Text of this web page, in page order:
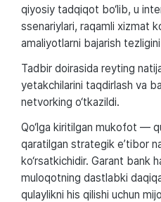
qiyosiy tadqiqot bo‘lib, u
ssenariylari, raqamli xizmat
amaliyotlarni bajarish
Tadbir doirasida reyting
yetakchilarini taqdirlash va
netvorking o‘tkazildi.
Qo‘lga kiritilgan mukofot —
qaratilgan strategik e’tibor
ko‘rsatkichidir. Garant bank
muloqotning dastlabki
qulaylikni his qilishi uchun